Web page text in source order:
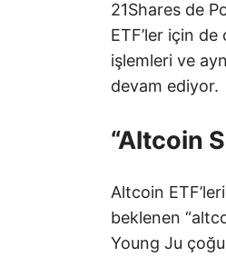
21Shares de
ETF’ler için
işlemleri ve
devam ediyor.
“Altcoin
Altcoin
beklenen
Young Ju